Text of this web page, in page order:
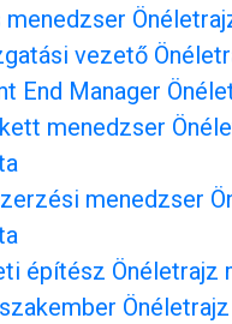
menedzser
vezető
End Manager
menedzser
menedzser
építész Önéletrajz